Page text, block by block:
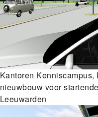
Kantoren Kenniscampus,
nieuwbouw voor
Leeuwarden